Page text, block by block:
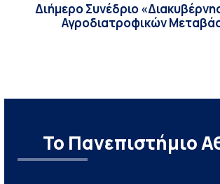
Διήμερο Συνέδριο
Αγροδιατροφικών
Το Πανεπιστήμιο